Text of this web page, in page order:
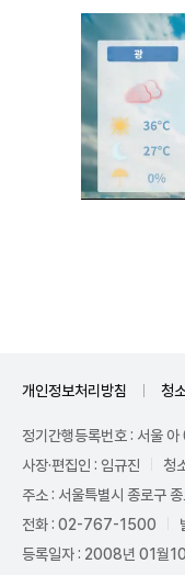
개인정보처리방침 청
정기간행등록번호 : 서울
사장·편집인 : 임규진
청
주소 : 서울특별시 종로구
전화 : 02-767-1500
등록일자 : 2008년 01월